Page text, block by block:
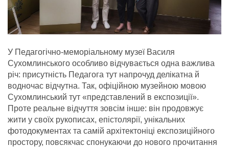
У Педагогічно-меморіальному музеї Василя
Сухомлинського особливо відчувається одна важлива
річ: присутність Педагога тут напрочуд делікатна й
водночас відчутна. Так, офіційною музейною мовою
Сухомлинський тут «представлений в експозиції».
Проте реальне відчуття зовсім інше: він продовжує
жити у своїх рукописах, епістолярії, унікальних
фотодокументах та самій архітектоніці експозиційного
простору, повсякчас спонукаючи до нового прочитання